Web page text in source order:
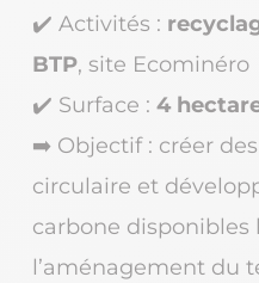
✔️ Activités :
BTP, site Ecominéro
✔️ Surface : 4
➡️ Objectif : créer
circulaire et
carbone disponibles
l’aménagement du